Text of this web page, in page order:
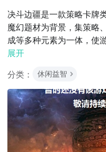
决斗边疆是一款策略卡牌
魔幻题材为背景，集策略
成等多种元素为一体，使
展开
分类：
休闲益智